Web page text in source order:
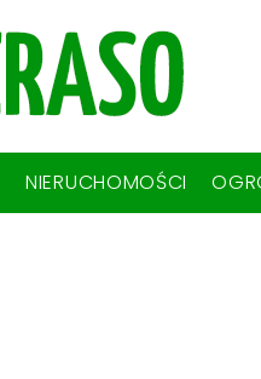
NIERUCHOMOŚCI